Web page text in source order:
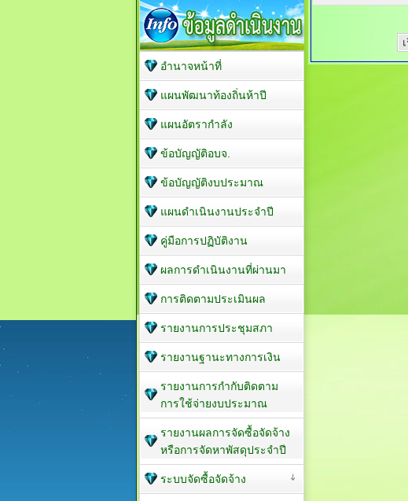
อำนาจหน้าที่
แผนพัฒนาท้องถิ่นห้าปี
แผนอัตรากำลัง
ข้อบัญญัติอบจ.
ข้อบัญญัติงบประมาณ
แผนดำเนินงานประจำปี
คู่มือการปฏิบัติงาน
ผลการดำเนินงานที่ผ่านมา
การติดตามประเมินผล
รายงานการประชุมสภา
รายงานฐานะทางการเงิน
รายงานการกำกับติดตาม
การใช้จ่ายงบประมาณ
รายงานผลการจัดซื้อจัดจ้าง
หรือการจัดหาพัสดุประจำปี
ระบบจัดซื้อจัดจ้าง